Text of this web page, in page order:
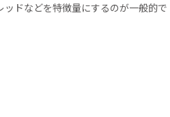
ドなどを特徴量にするのが一般的で